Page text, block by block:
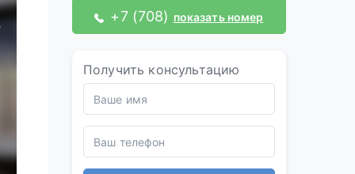
+7 (708) показать номер
Получить консультацию